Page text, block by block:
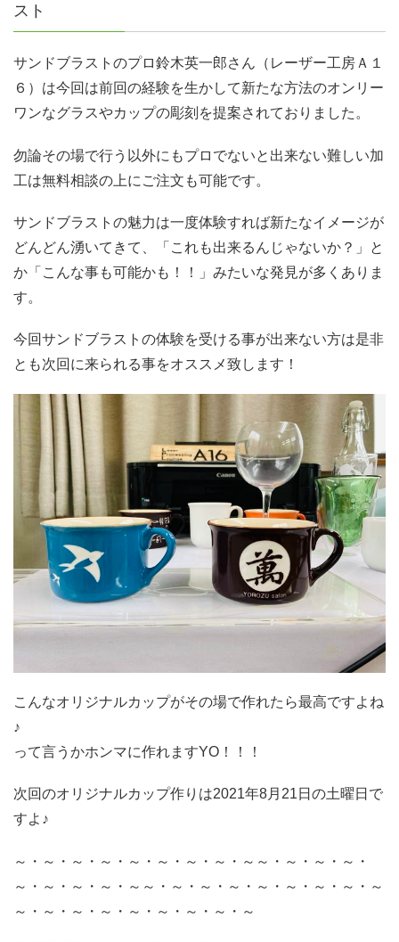
スト
サンドブラストのプロ鈴木英一郎さん（レーザー工房Ａ１
６）は今回は前回の経験を生かして新たな方法のオンリー
ワンなグラスやカップの彫刻を提案されておりました。
勿論その場で行う以外にもプロでないと出来ない難しい加
工は無料相談の上にご注文も可能です。
サンドブラストの魅力は一度体験すれば新たなイメージが
どんどん湧いてきて、「これも出来るんじゃないか？」と
か「こんな事も可能かも！！」みたいな発見が多くありま
す。
今回サンドブラストの体験を受ける事が出来ない方は是非
とも次回に来られる事をオススメ致します！
こんなオリジナルカップがその場で作れたら最高ですよね
♪
って言うかホンマに作れますYO！！！
次回のオリジナルカップ作りは2021年8月21日の土曜日で
すよ♪
～・～・～・～・～・～・～・～・～～・～・～・～・
～・～・～・～・～～・～・～・～・～・～・～・～・～
～・～・～・～・～・～・～・～・～